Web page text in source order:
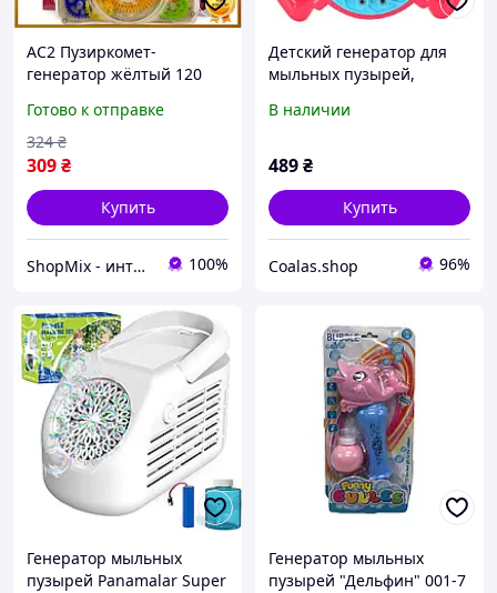
AC2 Пузиркомет-
генератор жёлтый 120
мыльных пузырей для
детей с музыкой и свет
DE
Готово к отправке
309₴
324 ₴
Купить
ShopMix - интернет-магазин сумок и аксессуаров 100%
Детский генератор для
мыльных пузырей,
пузырями розовый,
В наличии
489₴
Купить
Coalas.shop 96%
Генератор мыльных
пузырей Panamalar Super
Генератор мыльных
пузырей "Дельфин" 001-7